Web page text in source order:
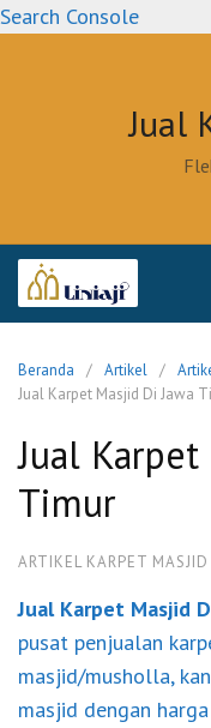
Search Console
Jual
Beranda Artikel
Jual Karpet Masjid Di Jawa
Jual
Timur
ARTIKEL KARPET
Jual Karpet Masjid
pusat penjualan
masjid/musholla,
masjid dengan